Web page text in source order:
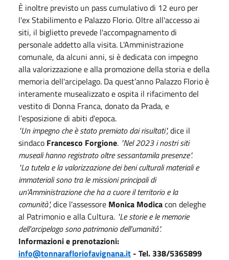
È inoltre previsto un pass cumulativo di 12 euro per
l'ex Stabilimento e Palazzo Florio. Oltre all'accesso ai
siti, il biglietto prevede l'accompagnamento di
personale addetto alla visita. L'Amministrazione
comunale, da alcuni anni, si è dedicata con impegno
alla valorizzazione e alla promozione della storia e della
memoria dell'arcipelago. Da quest’anno Palazzo Florio è
interamente musealizzato e ospita il rifacimento del
vestito di Donna Franca, donato da Prada, e
l’esposizione di abiti d'epoca.
"Un impegno che è stato premiato dai risultati",dice il
sindaco Francesco Forgione. "Nel 2023 i nostri siti
museali hanno registrato oltre sessantamila presenze".
"La tutela e la valorizzazione dei beni culturali materiali e
immateriali sono tra le missioni principali di
un'Amministrazione che ha a cuore il territorio e la
comunità",dice l'assessore Monica Modicacon deleghe
al Patrimonio e alla Cultura. "Le storie e le memorie
dell'arcipelago sono patrimonio dell'umanità".
Informazioni e prenotazioni:
info@tonnarafloriofavignana.it- Tel. 338/5365899